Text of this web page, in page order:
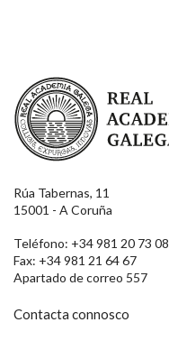
Real Academia Galega
Rúa Tabernas, 11
15001 - A Coruña
Teléfono: +34 981 20 73 08
Fax: +34 981 21 64 67
Apartado de correo 557
Contacta connosco